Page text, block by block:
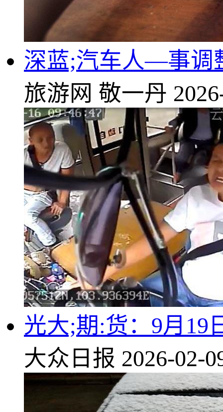
深蓝;汽车人—事调
旅游网 敬一丹
光大;期:货：9月19
大众日报 2026-02-